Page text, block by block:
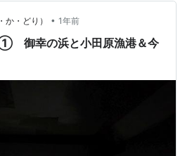
か・どり） • 1年前
御幸の浜と小田原漁港＆今